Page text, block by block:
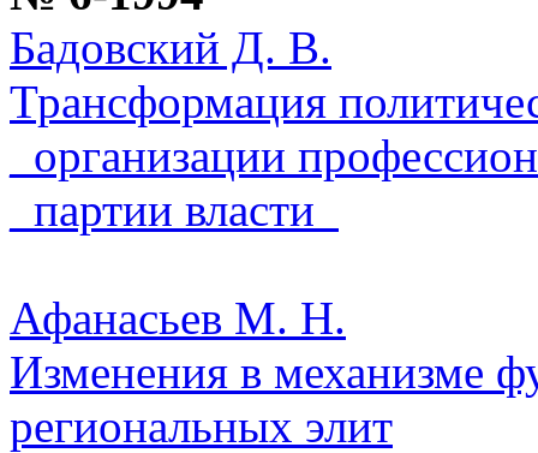
Бадовский Д. В.
Трансформация
_организации
_партии власти_
Афанасьев М. Н.
Изменения в механизме
региональных элит